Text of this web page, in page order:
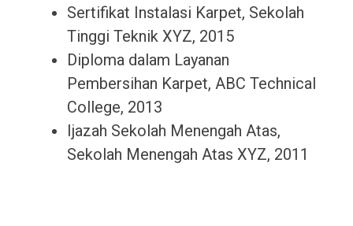
Sertifikat Instalasi Karpet, Sekolah
Tinggi Teknik XYZ, 2015
Diploma dalam Layanan
Pembersihan Karpet, ABC Technical
College, 2013
Ijazah Sekolah Menengah Atas,
Sekolah Menengah Atas XYZ, 2011